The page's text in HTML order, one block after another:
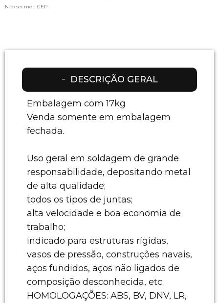
Não sei meu CEP
DESCRIÇÃO GERAL
Embalagem com 17kg
Venda somente em embalagem
fechada.
Uso geral em soldagem de grande
responsabilidade, depositando metal
de alta qualidade;
todos os tipos de juntas;
alta velocidade e boa economia de
trabalho;
indicado para estruturas rígidas,
vasos de pressão, construções navais,
aços fundidos, aços não ligados de
composição desconhecida, etc.
HOMOLOGAÇÕES: ABS, BV, DNV, LR,